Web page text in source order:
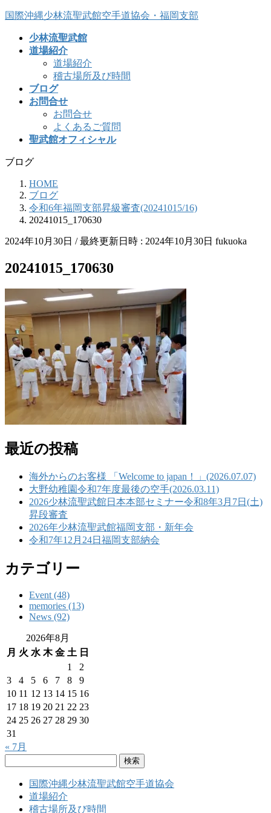
コ
ナ
国際沖縄少林流聖武館空手道協会・福岡支部
少林流聖武館
道場紹介
道場紹介
稽古場所及び時間
ブログ
お問合せ
お問合せ
よくあるご質問
聖武館オフィシャル
ブログ
HOME
ブログ
令和6年福岡支部昇級審査(20241015/16)
20241015_170630
2024年10月30日 / 最終更新日時 : 2024年10月30日 fukuoka
20241015_170630
最近の投稿
海外からのお客様 「Welcome to japan！」(2026.07.07)
大野幼稚園令和7年度最後の空手(2026.03.11)
2026少林流聖武館日本本部セミナー令和8年3月7日(土)
昇段審査
2026年少林流聖武館福岡支部・新年会
令和7年12月24日福岡支部納会
カテゴリー
Event (48)
memories (13)
News (92)
2026年8月
月 火 水 木 金 土 日
1
2
3
4 5 6 7 8
9
10 11 12 13 14 15 16
17 18 19 20 21 22 23
24 25 26 27 28 29 30
31
« 7月
国際沖縄少林流聖武館空手道協会
道場紹介
稽古場所及び時間